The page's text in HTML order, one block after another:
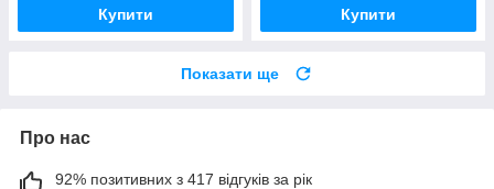
Купити Купити
Показати ще
Про нас
92% позитивних з 417 відгуків за рік